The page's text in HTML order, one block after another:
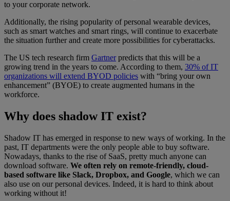
to your corporate network.
Additionally, the rising popularity of personal wearable devices,
such as smart watches and smart rings, will continue to exacerbate
the situation further and create more possibilities for cyberattacks.
The US tech research firm Gartnerpredicts that this will be a
growing trend in the years to come. According to them, 30% of IT
organizations will extend BYOD policies with “bring your own
enhancement” (BYOE) to create augmented humans in the
workforce.
Why does shadow IT exist?
Shadow IT has emerged in response to new ways of working. In the
past, IT departments were the only people able to buy software.
Nowadays, thanks to the rise of SaaS, pretty much anyone can
download software. We often rely on remote-friendly, cloud-
based software like Slack, Dropbox, and Google, which we can
also use on our personal devices. Indeed, it is hard to think about
working without it!